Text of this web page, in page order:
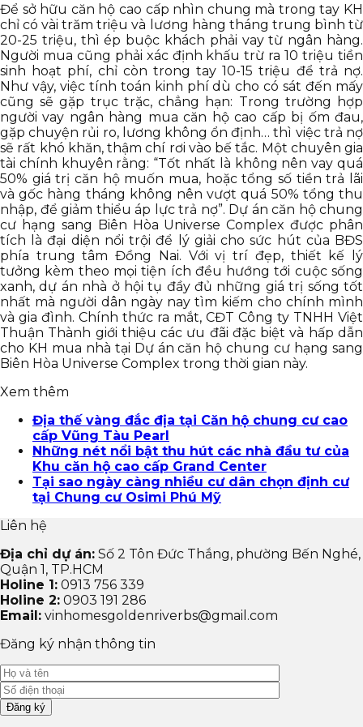
Để sở hữu căn hộ cao cấp nhìn chung mà trong tay KH
chỉ có vài trăm triệu và lương hàng tháng trung bình từ
20-25 triệu, thì ép buộc khách phải vay từ ngân hàng.
Người mua cũng phải xác định khấu trừ ra 10 triệu tiền
sinh hoạt phí, chỉ còn trong tay 10-15 triệu để trả nợ.
Như vậy, việc tính toán kinh phí dù cho có sát đến mấy
cũng sẽ gặp trục trặc, chẳng hạn: Trong trường hợp
người vay ngân hàng mua căn hộ cao cấp bị ốm đau,
gặp chuyện rủi ro, lương không ổn định… thì việc trả nợ
sẽ rất khó khăn, thậm chí rơi vào bế tắc. Một chuyên gia
tài chính khuyên rằng: “Tốt nhất là không nên vay quá
50% giá trị căn hộ muốn mua, hoặc tổng số tiền trả lãi
và gốc hàng tháng không nên vượt quá 50% tổng thu
nhập, để giảm thiểu áp lực trả nợ”. Dự án căn hộ chung
cư hạng sang Biên Hòa Universe Complex được phân
tích là đại diện nổi trội để lý giải cho sức hút của BĐS
phía trung tâm Đồng Nai. Với vị trí đẹp, thiết kế lý
tưởng kèm theo mọi tiện ích đều hướng tới cuộc sống
xanh, dự án nhà ở hội tụ đầy đủ những giá trị sống tốt
nhất mà người dân ngày nay tìm kiếm cho chính mình
và gia đình. Chính thức ra mắt, CĐT Công ty TNHH Việt
Thuận Thành giới thiệu các ưu đãi đặc biệt và hấp dẫn
cho KH mua nhà tại Dự án căn hộ chung cư hạng sang
Biên Hòa Universe Complex trong thời gian này.
Xem thêm
Địa thế vàng đắc địa tại Căn hộ chung cư cao
cấp Vũng Tàu Pearl
Những nét nổi bật thu hút các nhà đầu tư của
Khu căn hộ cao cấp Grand Center
Tại sao ngày càng nhiều cư dân chọn định cư
tại Chung cư Osimi Phú Mỹ
Liên hệ
Địa chỉ dự án: Số 2 Tôn Đức Thắng, phường Bến Nghé,
Quận 1, TP.HCM
Holine 1: 0913 756 339
Holine 2: 0903 191 286
Email: vinhomesgoldenriverbs@gmail.com
Đăng ký nhận thông tin